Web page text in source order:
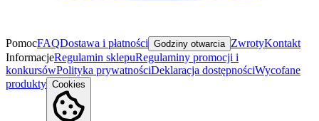
PomocFAQDostawa i płatności Godziny otwarcia ZwrotyKontakt
InformacjeRegulamin sklepuRegulaminy promocji i
konkursówPolityka prywatnościDeklaracja dostępnościWycofane
produkty Cookies